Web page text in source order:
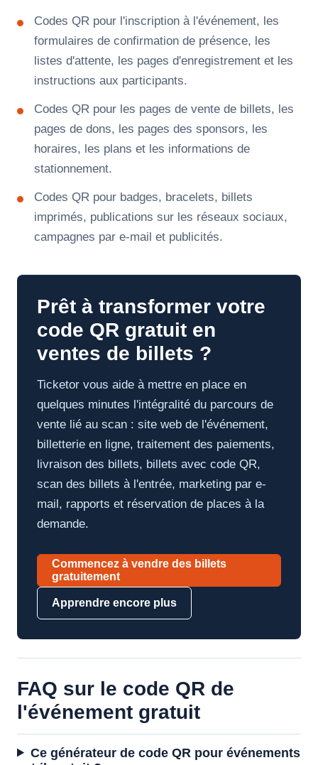
Codes QR pour l'inscription à l'événement, les
formulaires de confirmation de présence, les
listes d'attente, les pages d'enregistrement et les
instructions aux participants.
Codes QR pour les pages de vente de billets, les
pages de dons, les pages des sponsors, les
horaires, les plans et les informations de
stationnement.
Codes QR pour badges, bracelets, billets
imprimés, publications sur les réseaux sociaux,
campagnes par e-mail et publicités.
Prêt à transformer votre
code QR gratuit en
ventes de billets ?
Ticketor vous aide à mettre en place en
quelques minutes l'intégralité du parcours de
vente lié au scan : site web de l'événement,
billetterie en ligne, traitement des paiements,
livraison des billets, billets avec code QR,
scan des billets à l'entrée, marketing par e-
mail, rapports et réservation de places à la
demande.
Commencez à vendre des billets
gratuitement
Apprendre encore plus
FAQ sur le code QR de
l'événement gratuit
Ce générateur de code QR pour événements